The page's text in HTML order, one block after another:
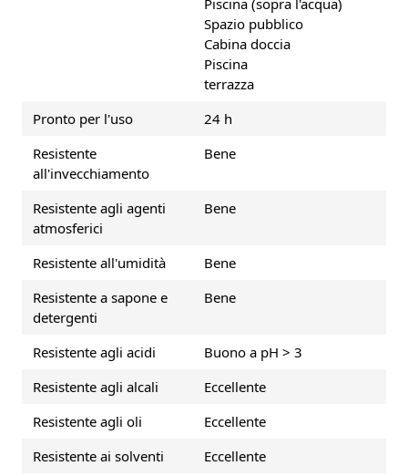
Spazio pubblico
Cabina doccia
Piscina
terrazza
Pronto per l'uso
24 h
Resistente
all'invecchiamento
Bene
Resistente agli agenti
atmosferici
Bene
Resistente all'umidità
Bene
Resistente a sapone e
detergenti
Bene
Resistente agli acidi
Buono a pH > 3
Resistente agli alcali
Eccellente
Resistente agli oli
Eccellente
Resistente ai solventi
Eccellente